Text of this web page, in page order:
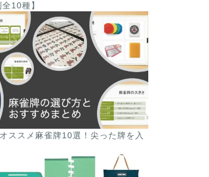
10種】
ススメ麻雀牌10選！尖った牌を入